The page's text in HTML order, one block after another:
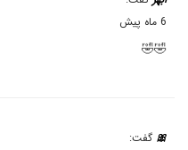
6 ماه پیش
🤣🤣
🎀 گفت: